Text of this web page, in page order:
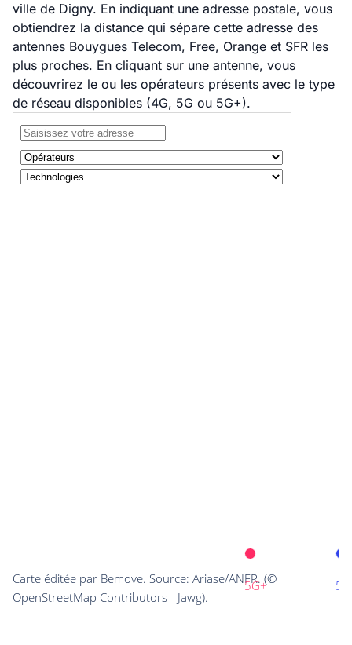
ville de Digny. En indiquant une adresse postale, vous
obtiendrez la distance qui sépare cette adresse des
antennes Bouygues Telecom, Free, Orange et SFR les
plus proches. En cliquant sur une antenne, vous
découvrirez le ou les opérateurs présents avec le type
de réseau disponibles (4G, 5G ou 5G+).